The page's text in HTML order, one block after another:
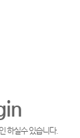
하실수 있습니다.